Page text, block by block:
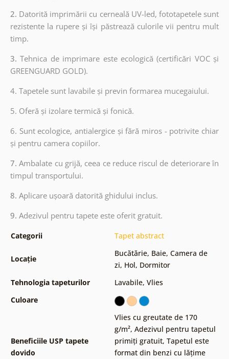
2. Datorită imprimării cu cerneală UV-led, fototapetele sunt
rezistente la rupere și își păstrează culorile vii pentru mult
timp.
3.Tehnica de imprimare este ecologică (certificări VOC și
GREENGUARD GOLD).
4. Tapetele sunt lavabile și previn formarea mucegaiului.
5. Oferă și izolare termică și fonică.
6. Sunt ecologice, antialergice și fără miros - potrivite chiar
și pentru camera copiilor.
7.Ambalate cu grijă, ceea ce reduce riscul de deteriorare în
timpul transportului.
8. Aplicare ușoară datorită ghidului inclus.
9. Adezivul pentru tapete este oferit gratuit.
Categorii Tapet abstract
Locație
Bucătărie, Baie, Camera de
zi, Hol, Dormitor
Tehnologia tapeturilor
Lavabile, Vlies
Culoare
Beneficiile USP tapete
dovido
Vlies cu greutate de 170
g/m², Adezivul pentru tapetul
primiți gratuit, Tapetul este
format din benzi cu lățime